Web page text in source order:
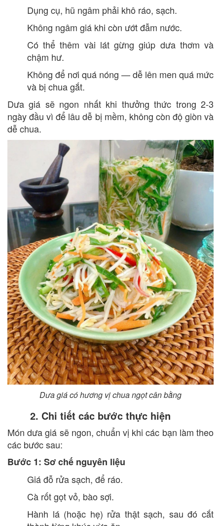
Dụng cụ, hũ ngâm phải khô ráo, sạch.
Không ngâm giá khi còn ướt đẫm nước.
Có thể thêm vài lát gừng giúp dưa thơm và
chậm hư.
Không để nơi quá nóng — dễ lên men quá mức
và bị chua gắt.
Dưa giá sẽ ngon nhất khi thưởng thức trong 2-3
ngày đầu vì để lâu dễ bị mềm, không còn độ giòn và
dễ chua.
Dưa giá có hương vị chua ngọt cân bằng
2. Chi tiết các bước thực hiện
Món dưa giá sẽ ngon, chuẩn vị khi các bạn làm theo
các bước sau:
Bước 1: Sơ chế nguyên liệu
Giá đỗ rửa sạch, để ráo.
Cà rốt gọt vỏ, bào sợi.
Hành lá (hoặc hẹ) rửa thật sạch, sau đó cắt